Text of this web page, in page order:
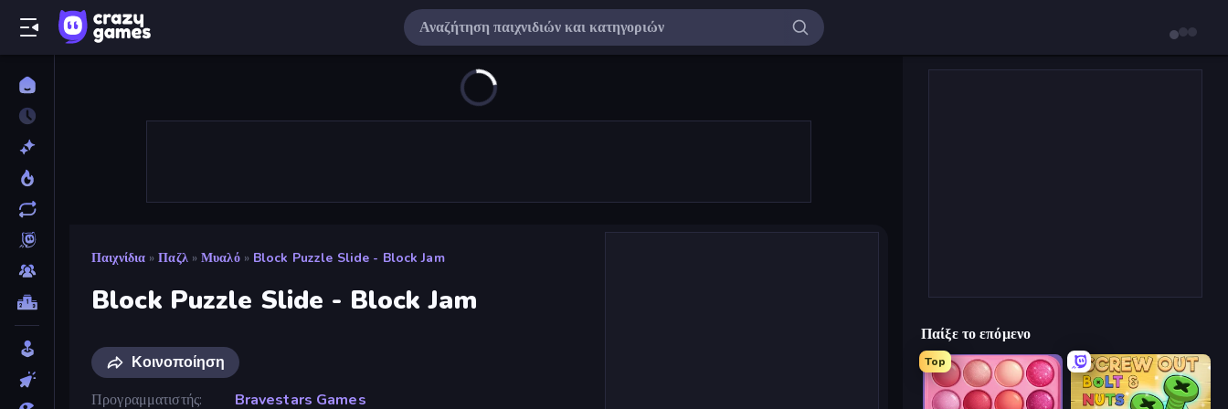
Παιχνίδια » Παζλ » Μυαλό » Block Puzzle Slide - Block Jam
Block Puzzle Slide - Block Jam
Κοινοποίηση
Προγραμματιστής
Bravestars Games
Παίξε το επόμενο
Top